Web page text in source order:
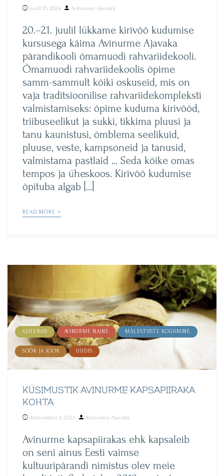
juuli 13, 2024
Posted
Avinurme Ajavakk
20.–21. juulil lükkame kirivöö kudumise
kursusega käima Avinurme Ajavaka
pärandikooli õmamuodi rahvariidekooli.
Õmamuodi rahvariidekoolis õpime
samm-sammult kõiki oskuseid, mis on
vaja traditsioonilise rahvariidekompleksti
valmistamiseks: õpime kuduma kirivööd,
triibuseelikut ja sukki, tikkima pluusi ja
tanu kaunistusi, õmblema seelikuid,
pluuse, veste, kampsoneid ja tanusid,
valmistama pastlaid … Seda kõike omas
tempos ja üheskoos. Kirivöö kudumise
õpituba algab […]
READ MORE >
AJATERAD AVINURME NAINE MÄLESTUSTE KOGUMINE
SÖÖK JA JOOK UUDIS
KÜSIMUSTIK AVINURME KAPSAPIIRAKA
KOHTA
detsember 5, 2023
Posted
Avinurme Ajavakk
Avinurme kapsapiirakas ehk kapsaleib
on seni ainus Eesti vaimse
kultuuripärandi nimistus olev meie